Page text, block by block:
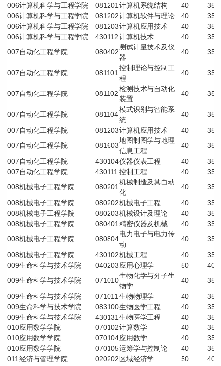
006计算机科学与工程学院 081201 计算机系统结构 40
35
006计算机科学与工程学院 081202计算机软件与理论 40
35
006计算机科学与工程学院 081203计算机应用技术 40
35
006计算机科学与工程学院 430112计算机技术 40
35
007自动化工程学院 080402
测试计量技术及仪
器
40 35
007自动化工程学院 081101
控制理论与控制工
程
40 35
007自动化工程学院 081102
检测技术与自动化
装置
40 35
007自动化工程学院 081104
模式识别与智能系
统
40
35
007自动化工程学院 081203计算机应用技术 40
35
007自动化工程学院 081603
地图制图学与地理
信息工程
40
35
007自动化工程学院 430104仪器仪表工程 40
35
007自动化工程学院 430111 控制工程 40
35
008机械电子工程学院 080201
机械制造及其自动
化
40
35
008机械电子工程学院 080202机械电子工程 40
35
008机械电子工程学院 080203机械设计及理论 40
35
008机械电子工程学院 080401 精密仪器及机械 40
35
008机械电子工程学院 080804
电力电子与电力传
动
40
35
008机械电子工程学院 430102机械工程 40
35
009生命科学与技术学院 040203应用心理学 50
40
009生命科学与技术学院 071010
生物化学与分子生
物学
40
35
009生命科学与技术学院 071011 生物物理学 40
35
009生命科学与技术学院 083100生物医学工程 40
35
009生命科学与技术学院 430131 生物医学工程 40
35
010应用数学学院 070102计算数学 40
35
010应用数学学院 070104应用数学 40
35
010应用数学学院 070105运筹学与控制论 40
35
011 经济与管理学院 020202区域经济学 50
40